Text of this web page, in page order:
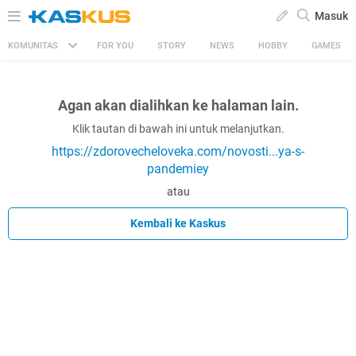
Masuk
KOMUNITAS FOR YOU STORY NEWS HOBBY GAMES
Agan akan dialihkan ke halaman lain.
Klik tautan di bawah ini untuk melanjutkan.
https://zdorovecheloveka.com/novosti...ya-s-
pandemiey
atau
Kembali ke Kaskus